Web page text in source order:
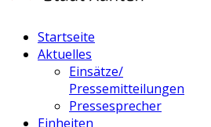
Startseite
Aktuelles
Einsätze/
Pressemitteilungen
Pressesprecher
Einheiten